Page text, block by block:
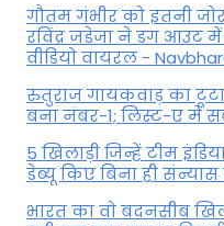
गौतम गंभीर को इतनी
रविंद्र जडेजा ने डग आउट में
वीडियो वायरल -
रुतुराज गायकवाड़ का टूटा
बना नंबर-1; लिस्ट-ए में
5 खिलाड़ी जिन्हें टीम
डेब्यू किए बिना ही
भारत का वो बदनसीब